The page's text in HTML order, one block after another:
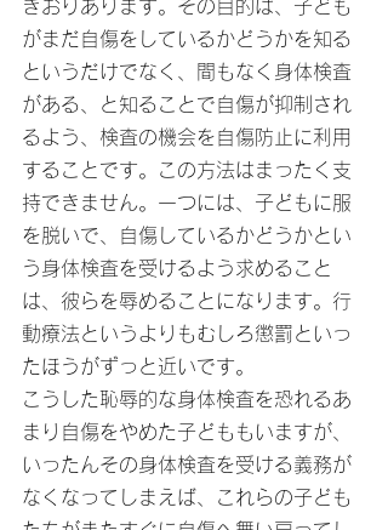
きおりあります。その目的は、子ども
がまだ自傷をしているかどうかを知る
というだけでなく、間もなく身体検査
がある、と知ることで自傷が抑制され
るよう、検査の機会を自傷防止に利用
することです。この方法はまったく支
持できません。一つには、子どもに服
を脱いで、自傷しているかどうかとい
う身体検査を受けるよう求めること
は、彼らを辱めることになります。行
動療法というよりもむしろ懲罰といっ
たほうがずっと近いです。
こうした恥辱的な身体検査を恐れるあ
まり自傷をやめた子どももいますが、
いったんその身体検査を受ける義務が
なくなってしまえば、これらの子ども